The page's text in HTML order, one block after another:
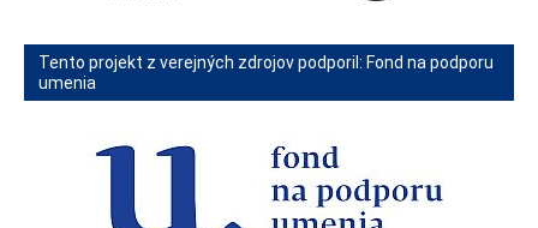
Tento projekt z verejných zdrojov podporil: Fond na podporu
umenia